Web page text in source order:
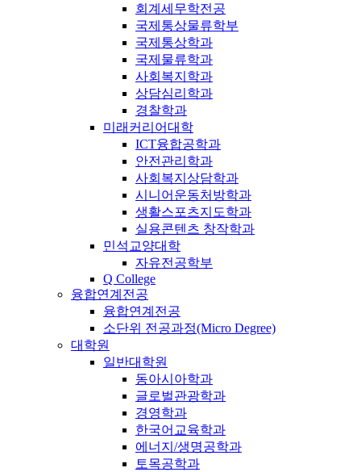
회계세무학전공
국제통상물류학부
국제통상학과
국제물류학과
사회복지학과
상담심리학과
경찰학과
미래커리어대학
ICT융합공학과
안전관리학과
사회복지상담학과
시니어운동처방학과
생활스포츠지도학과
실용콘텐츠 창작학과
민석교양대학
자유전공학부
Q College
융합연계전공
융합연계전공
소단위 전공과정(Micro Degree)
대학원
일반대학원
동아시아학과
글로벌관광학과
경영학과
한국어교육학과
에너지/생명공학과
토목공학과